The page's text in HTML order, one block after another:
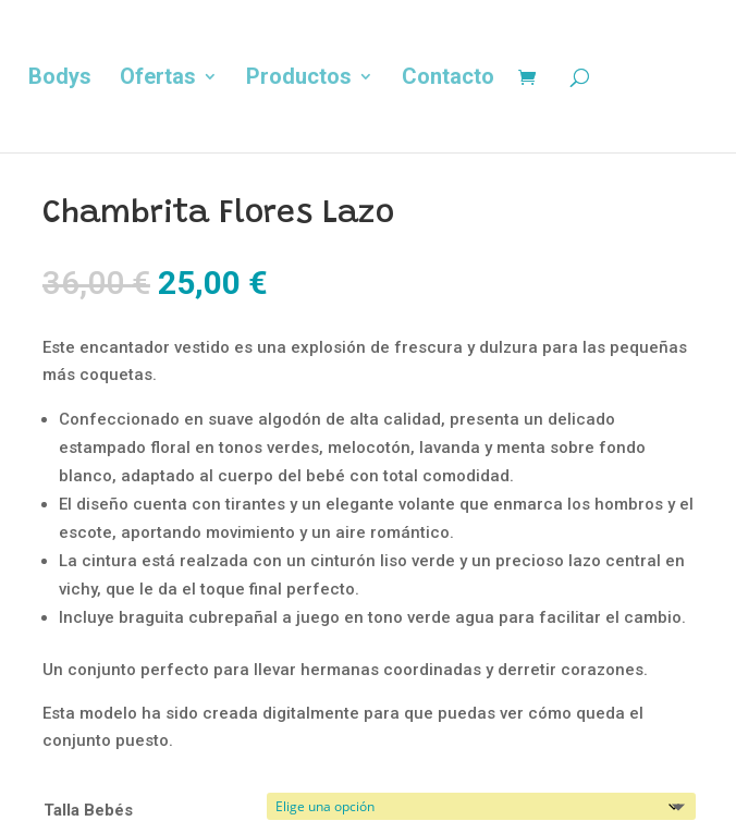
Bodys Ofertas Productos Contacto
Chambrita Flores Lazo
36,00€ El
precio
original
era:
25,00 €El
actual
es:
Este encantador vestido es una explosión de frescura y dulzura para las pequeñas
más coquetas.
Confeccionado en suave algodón de alta calidad, presenta un delicado
estampado floral en tonos verdes, melocotón, lavanda y menta sobre fondo
blanco, adaptado al cuerpo del bebé con total comodidad.
El diseño cuenta con tirantes y un elegante volante que enmarca los hombros y el
escote, aportando movimiento y un aire romántico.
La cintura está realzada con un cinturón liso verde y un precioso lazo central en
vichy, que le da el toque final perfecto.
Incluye braguita cubrepañal a juego en tono verde agua para facilitar el cambio.
Un conjunto perfecto para llevar hermanas coordinadas y derretir corazones.
Esta modelo ha sido creada digitalmente para que puedas ver cómo queda el
conjunto puesto.
Talla Bebés